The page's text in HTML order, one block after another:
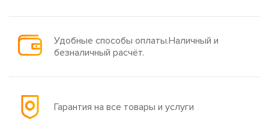
Удобные способы оплаты.Наличный и
безналичный расчёт.
Гарантия на все товары и услуги